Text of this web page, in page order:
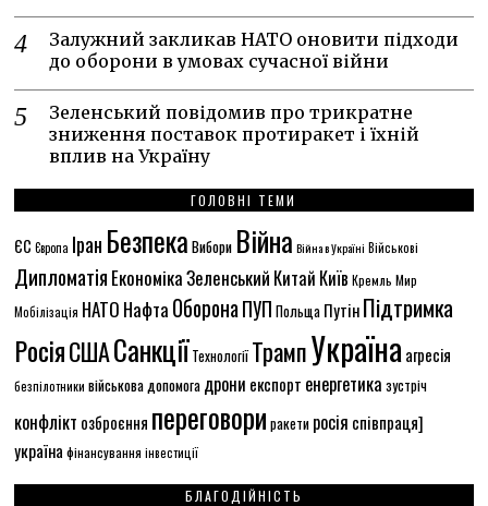
Залужний закликав НАТО оновити підходи
до оборони в умовах сучасної війни
Зеленський повідомив про трикратне
зниження поставок протиракет і їхній
вплив на Україну
ГОЛОВНІ ТЕМИ
ЄС Європа Іран Безпека Вибори Війна Війна в Україні Військові
Дипломатія ЕкономікаЗеленський Китай Київ Кремль Мир
Мобілізація НАТО Нафта ОборонаПУП Польща ПутінПідтримка
РосіяСШАСанкціїТехнологіїТрампУкраїна агресія
безпілотники військова допомога дрони експорт енергетика зустріч
конфлікт озброєння переговори ракети росія співпраця]
україна фінансування інвестиції
БЛАГОДІЙНІСТЬ